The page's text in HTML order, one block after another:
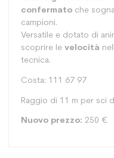
confermato che
campioni.
Versatile e dotato di
scoprire le velocità
tecnica.
Costa: 111 67 97
Raggio di 11 m per sci
Nuovo prezzo: 250 €